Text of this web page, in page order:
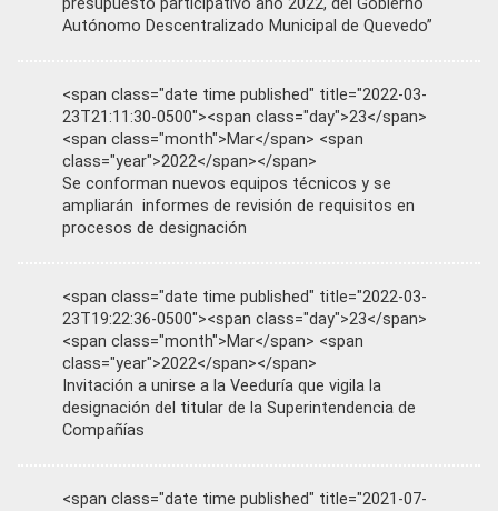
presupuesto participativo año 2022, del Gobierno
Autónomo Descentralizado Municipal de Quevedo”
<span class="date time published" title="2022-03-
23T21:11:30-0500"><span class="day">23</span>
<span class="month">Mar</span> <span
class="year">2022</span></span>
Se conforman nuevos equipos técnicos y se
ampliarán informes de revisión de requisitos en
procesos de designación
<span class="date time published" title="2022-03-
23T19:22:36-0500"><span class="day">23</span>
<span class="month">Mar</span> <span
class="year">2022</span></span>
Invitación a unirse a la Veeduría que vigila la
designación del titular de la Superintendencia de
Compañías
<span class="date time published" title="2021-07-